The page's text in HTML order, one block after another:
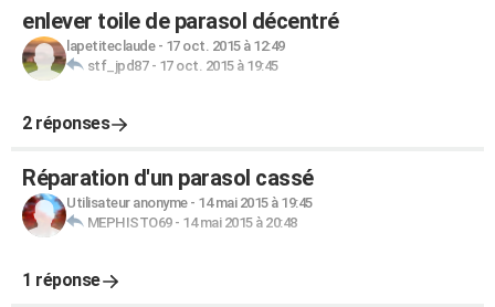
enlever toile de parasol décentré
lapetiteclaude- 17 oct. 2015 à 12:49
stf_jpd87- 17 oct. 2015 à 19:45
2 réponses
Réparation d'un parasol cassé
Utilisateur anonyme- 14 mai 2015 à 19:45
MEPHISTO69- 14 mai 2015 à 20:48
1 réponse